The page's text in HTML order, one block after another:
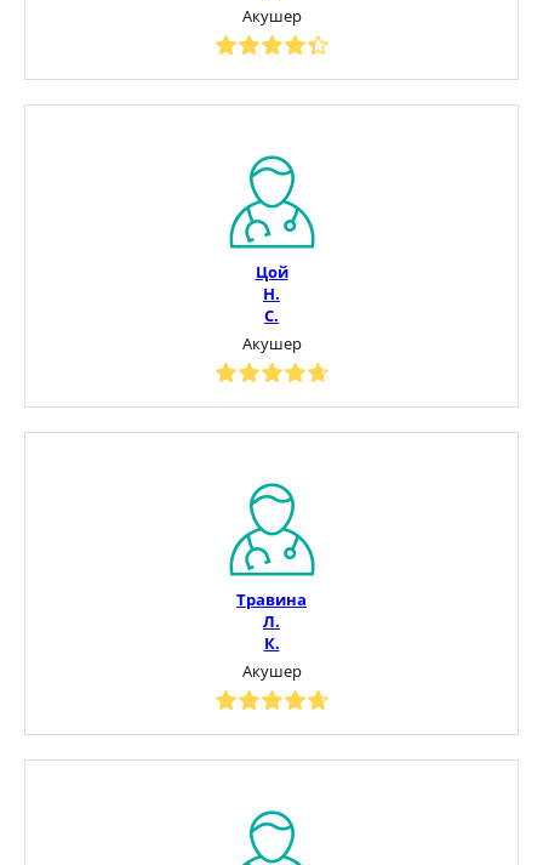
Акушер
Цой
Н.
С.
Акушер
Травина
Л.
К.
Акушер